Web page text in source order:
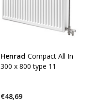
Henrad Compact All In
300 x 800 type 11
€48,69